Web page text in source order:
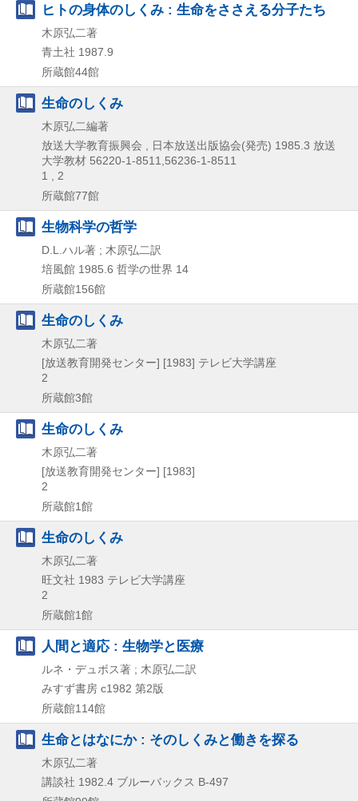
ヒトの身体のしくみ : 生命をささえる分子たち
木原弘二著
青土社 1987.9
所蔵館44館
生命のしくみ
木原弘二編著
放送大学教育振興会 , 日本放送出版協会(発売) 1985.3 放送
大学教材 56220-1-8511, 56236-1-8511
1 , 2
所蔵館77館
生物科学の哲学
D.L.ハル著 ; 木原弘二訳
培風館 1985.6 哲学の世界 14
所蔵館156館
生命のしくみ
木原弘二著
[放送教育開発センター] [1983] テレビ大学講座
2
所蔵館3館
生命のしくみ
木原弘二著
[放送教育開発センター] [1983]
2
所蔵館1館
生命のしくみ
木原弘二著
旺文社 1983 テレビ大学講座
2
所蔵館1館
人間と適応 : 生物学と医療
ルネ・デュボス著 ; 木原弘二訳
みすず書房 c1982 第2版
所蔵館114館
生命とはなにか : そのしくみと働きを探る
木原弘二著
講談社 1982.4 ブルーバックス B-497